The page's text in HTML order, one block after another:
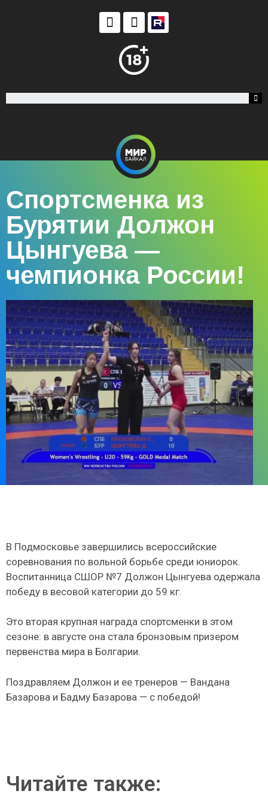
Спортсменка из
Бурятии Должон
Цынгуева —
чемпионка России!
В Подмосковье завершились всероссийские
соревнования по вольной борьбе среди юниорок.
Воспитанница СШОР №7 Должон Цынгуева одержала
победу в весовой категории до 59 кг.
Это вторая крупная награда спортсменки в этом
сезоне: в августе она стала бронзовым призером
первенства мира в Болгарии.
Поздравляем Должон и ее тренеров — Вандана
Базарова и Бадму Базарова — с победой!
Читайте также: